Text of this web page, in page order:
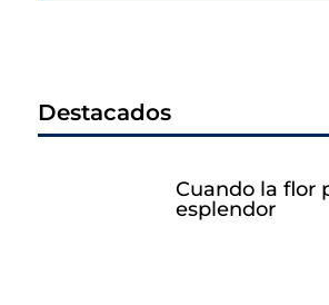
Destacados
Cuando la flor
esplendor